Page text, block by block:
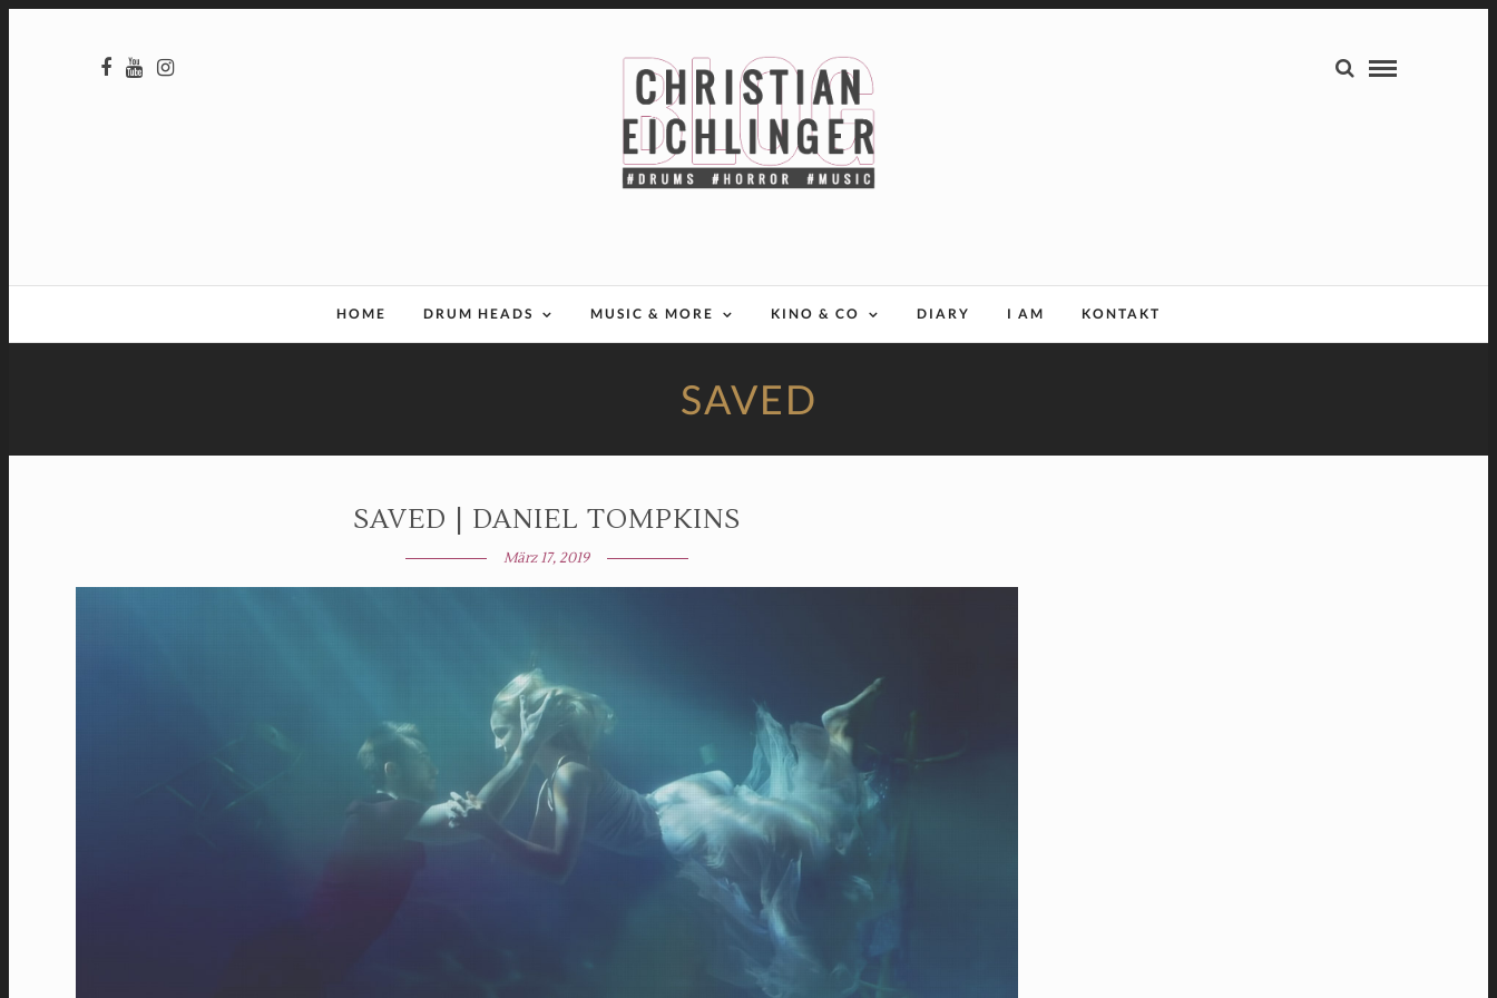
HOME DRUM HEADS MUSIC & MORE KINO & CO DIARY I AM KONTAKT
SAVED
SAVED | DANIEL TOMPKINS
März 17, 2019